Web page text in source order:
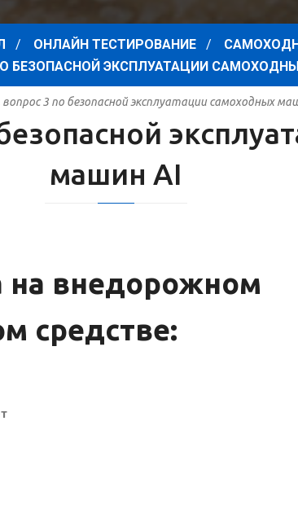
ОНЛАЙН ТЕСТИРОВАНИЕ
БЕЗОПАСНОЙ ЭКСПЛУАТАЦИИ
3 по безопасной эксплуатации самоходных
машин AI
на внедорожном
средстве: